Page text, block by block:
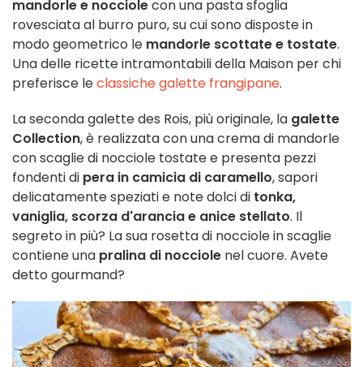
mandorle e nocciolecon una pasta sfoglia
rovesciata al burro puro, su cui sono disposte in
modo geometrico le mandorle scottate e tostate.
Una delle ricette intramontabili della Maison per chi
preferisce leclassiche galette frangipane.
La seconda galette des Rois, più originale, la galette
Collection, è realizzata con una crema di mandorle
con scaglie di nocciole tostate e presenta pezzi
fondenti di pera in camicia di caramello, sapori
delicatamente speziati e note dolci di tonka,
vaniglia, scorza d'arancia e anice stellato. Il
segreto in più? La sua rosetta di nocciole in scaglie
contiene una pralina di nocciole nel cuore. Avete
detto gourmand?